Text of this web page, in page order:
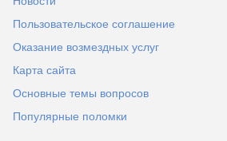
Пользовательское соглашение
Оказание возмездных услуг
Карта сайта
Основные темы вопросов
Популярные поломки